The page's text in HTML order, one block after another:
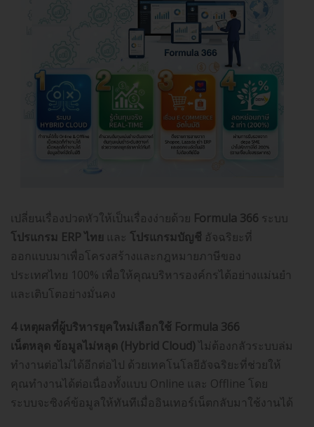
เปลี่ยนเรื่องปวดหัวให้เป็นเรื่องง่ายด้วย Formula 366 ระบบ
โปรแกรม ERPไทย และ โปรแกรมบัญชี อัจฉริยะที่
ออกแบบมาเพื่อโครงสร้างและกฎหมายภาษีของ
ประเทศไทย 100% เพื่อให้คุณบริหารองค์กรได้อย่างแม่นยำ
และเติบโตอย่างมั่นคง
4 เหตุผลที่ผู้บริหารยุคใหม่เลือกใช้ Formula 366
เน็ตหลุด ข้อมูลไม่หลุด (Hybrid Cloud) ไม่ต้องกลัวระบบล่ม
ทำงานต่อไม่ได้อีกต่อไป ด้วยเทคโนโลยีอัจฉริยะที่ช่วยให้
คุณทำงานได้ต่อเนื่องทั้งแบบ Online และ Offline โดย
ระบบจะซิงค์ข้อมูลให้ทันทีเมื่ออินเทอร์เน็ตกลับมาใช้งานได้